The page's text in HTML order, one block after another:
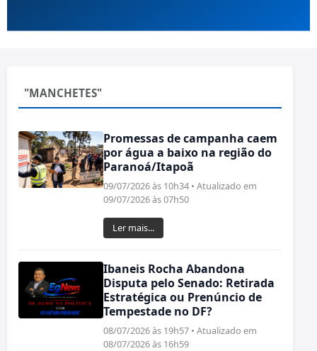
"MANCHETES"
Promessas de campanha caem
por água a baixo na região do
Paranoá/Itapoã
09/07/2026 às 10h34 • Atualizado em
09/07/2026 às 07h50
Ler mais...
Ibaneis Rocha Abandona
Disputa pelo Senado: Retirada
Estratégica ou Prenúncio de
Tempestade no DF?
08/07/2026 às 19h57 • Atualizado em
08/07/2026 às 16h59